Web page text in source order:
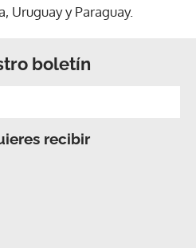
Uruguay y Paraguay.
boletín
recibir